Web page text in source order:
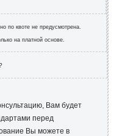
по квоте не предусмотрена.
на платной основе.
Вам будет
перед
Вы можете в